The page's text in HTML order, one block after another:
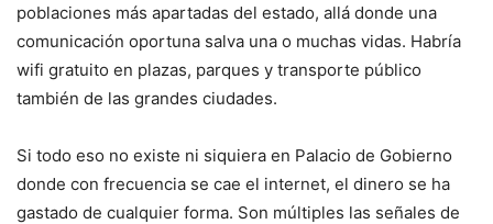
poblaciones más apartadas del estado, allá donde una
comunicación oportuna salva una o muchas vidas. Habría
wifi gratuito en plazas, parques y transporte público
también de las grandes ciudades.
Si todo eso no existe ni siquiera en Palacio de Gobierno
donde con frecuencia se cae el internet, el dinero se ha
gastado de cualquier forma. Son múltiples las señales de